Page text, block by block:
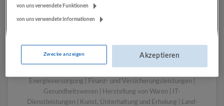
LUGSTEIN CONSULTING
Energieversorgung | Finanz- und Versicherungsleistungen |
Gesundheitswesen | Herstellung von Waren | IT-
Dienstleistungen | Kunst, Unterhaltung und Erholung | Land-
von uns verwendete Funktionen
von uns verwendete Informationen
Zwecke anzeigen Akzeptieren